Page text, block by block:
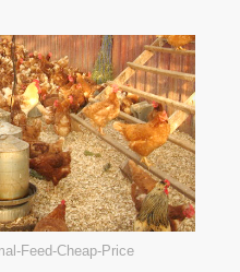
Feed-Cheap-Price